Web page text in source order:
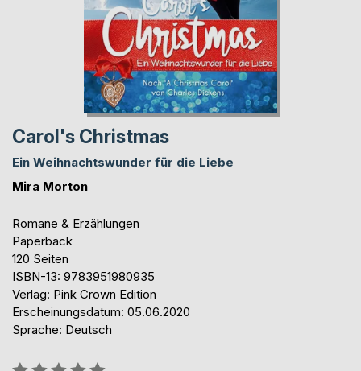
Carol's Christmas
Ein Weihnachtswunder für die Liebe
Mira Morton
Romane & Erzählungen
Paperback
120 Seiten
ISBN-13: 9783951980935
Verlag: Pink Crown Edition
Erscheinungsdatum: 05.06.2020
Sprache: Deutsch
Bewertung::